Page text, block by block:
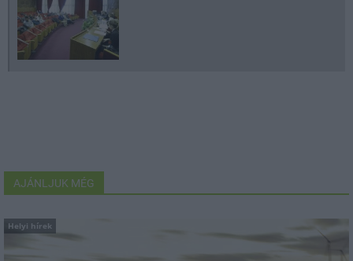
AJÁNLJUK MÉG
Helyi hírek